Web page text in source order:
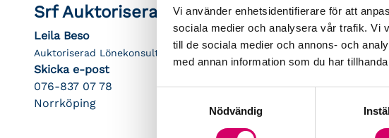
Vi använder enhetsidentifierare för att
sociala medier och analysera vår trafik. Vi
till de sociala medier och annons- och
med annan information som du har
Nödvändig
Srf Auktoriserade konsulter
Leila Beso
Auktoriserad Lönekonsult
Skicka e-post
076-837 07 78
Norrköping